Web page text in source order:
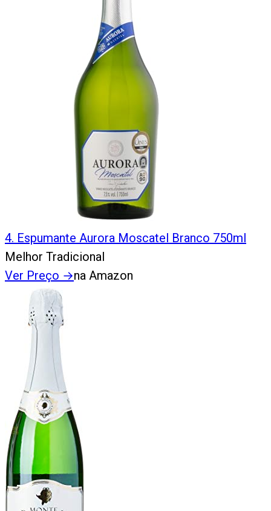
4. Espumante Aurora Moscatel Branco 750ml
Melhor Tradicional
Ver Preço →na Amazon